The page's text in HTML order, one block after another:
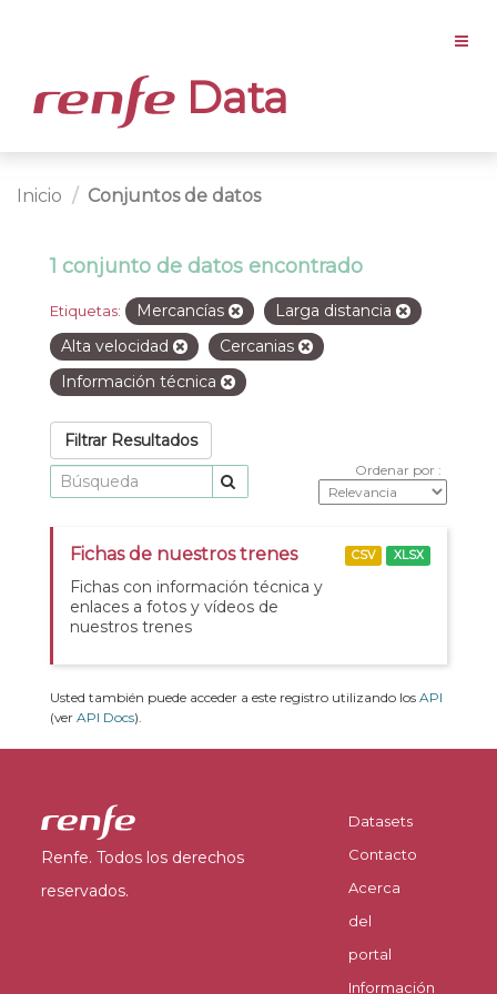
Data
Inicio Conjuntos de datos
1 conjunto de datos encontrado
Etiquetas: Mercancías
Larga distancia
Alta velocidad
Cercanias
Información técnica
Filtrar Resultados
Ordenar por
Fichas de nuestros trenes
Fichas con información técnica y
enlaces a fotos y vídeos de
nuestros trenes
CSV XLSX
Usted también puede acceder a este registro utilizando los API
(ver API Docs).
Renfe. Todos los derechos
reservados.
Datasets
Contacto
Acerca
del
portal
Información